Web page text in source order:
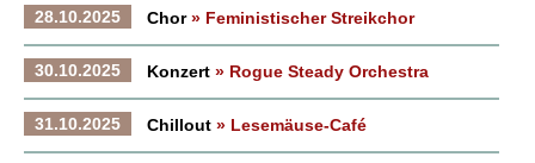
28.10.2025 Chor» Feministischer Streikchor
30.10.2025 Konzert » Rogue Steady Orchestra
31.10.2025 Chillout » Lesemäuse-Café